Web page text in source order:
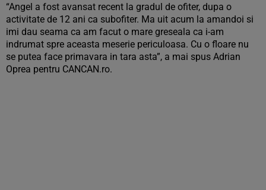
“Angel a fost avansat recent la gradul de ofiter, dupa o
activitate de 12 ani ca subofiter. Ma uit acum la amandoi si
imi dau seama ca am facut o mare greseala ca i-am
indrumat spre aceasta meserie periculoasa. Cu o floare nu
se putea face primavara in tara asta”, a mai spus Adrian
Oprea pentru CANCAN.ro.